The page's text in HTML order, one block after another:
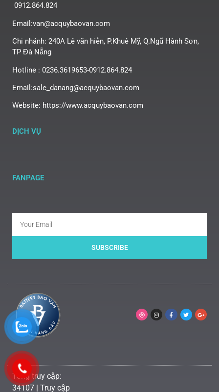
0912.864.824
Email:van@acquybaovan.com
Chi nhánh: 240A Lê văn hiến, P.Khuê Mỹ, Q.Ngũ Hành Sơn,
TP Đà Nẵng
Hotline : 0236.3619653-0912.864.824
Email:sale_danang@acquybaovan.com
Website: https://www.acquybaovan.com
DỊCH VỤ
FANPAGE
SUBSCRIBE
Tổng truy cập:
34107 | Truy cập